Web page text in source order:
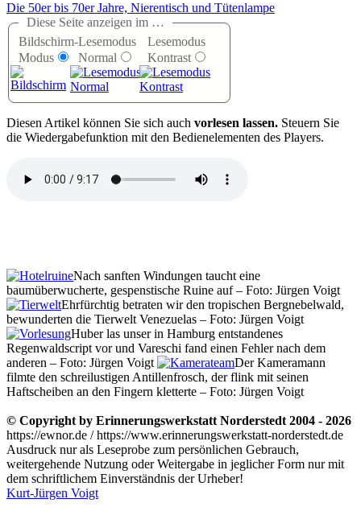
Die 50er bis 70er Jahre, Nierentisch und Tütenlampe
Diese Seite anzeigen im …
Bildschirm-
Modus
Lesemodus
Normal
Lesemodus
Kontrast
Diesen Artikel können Sie sich auch vorlesen lassen. Steuern Sie
die Wiedergabefunktion mit den Bedienelementen des Players.
Nach sanften Windungen taucht eine
baumüberwucherte, gespenstische Ruine auf – Foto: Jürgen Voigt
Ehrfürchtig betraten wir den tropischen Bergnebelwald,
bewunderten die Tierwelt Venezuelas – Foto: Jürgen Voigt
Huber las unser in Hamburg entstandenes
Regenwaldscript vor und Vareschi fand einen Fehler nach dem
anderen – Foto: Jürgen Voigt
Der Kameramann
filmte den schreilustigen Antillenfrosch, der flink mit seinen
Haftscheiben an den Fingern kletterte – Foto: Jürgen Voigt
© Copyright by Erinnerungswerkstatt Norderstedt 2004 - 2026
https://ewnor.de / https://www.erinnerungswerkstatt-norderstedt.de
Ausdruck nur als Leseprobe zum persönlichen Gebrauch,
weitergehende Nutzung oder Weitergabe in jeglicher Form nur mit
dem schriftlichem Einverständnis der Urheber!
Kurt-Jürgen Voigt